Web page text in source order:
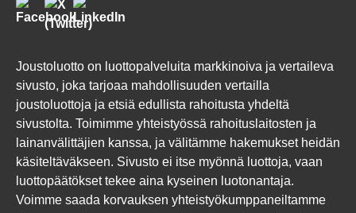
Joustoluotto on luottopalveluita markkinoiva ja vertaileva
sivusto, joka tarjoaa mahdollisuuden vertailla
joustoluottoja ja etsiä edullista rahoitusta yhdeltä
sivustolta. Toimimme yhteistyössä rahoituslaitosten ja
lainanvälittäjien kanssa, ja välitämme hakemukset heidän
käsiteltäväkseen. Sivusto ei itse myönnä luottoja, vaan
luottopäätökset tekee aina kyseinen luotonantaja.
Voimme saada korvauksen yhteistyökumppaneiltamme